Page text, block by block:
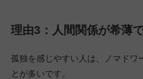
理由3：人間関係が希薄
孤独を感じやすい人は、ノマドワ
とが多いです。